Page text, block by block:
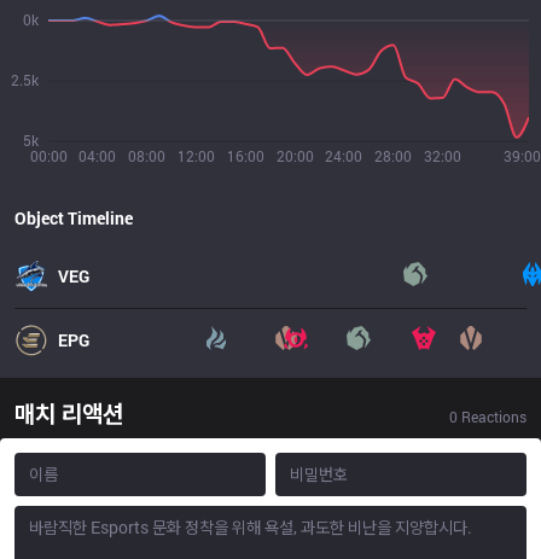
00:00 04:00 08:00 12:00 16:00 20:00 24:00 28:00 32:00 39:00
5k
2.5k
0k
Object Timeline
VEG
EPG
매치 리액션 0 Reactions